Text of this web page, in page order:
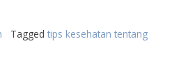
Tagged tips kesehatan tentang